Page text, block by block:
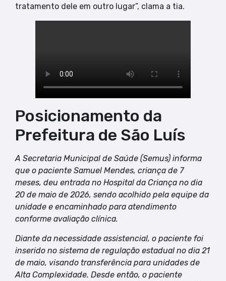
tratamento dele em outro lugar”, clama a tia.
Posicionamento da
Prefeitura de São Luís
A Secretaria Municipal de Saúde (Semus) informa
que o paciente Samuel Mendes, criança de 7
meses, deu entrada no Hospital da Criança no dia
20 de maio de 2026, sendo acolhido pela equipe da
unidade e encaminhado para atendimento
conforme avaliação clínica.
Diante da necessidade assistencial, o paciente foi
inserido no sistema de regulação estadual no dia 21
de maio, visando transferência para unidades de
Alta Complexidade. Desde então, o paciente